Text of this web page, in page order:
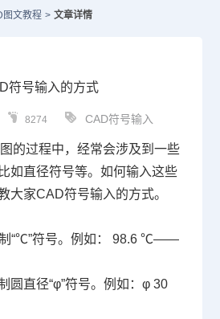
图文教程 > 文章详情
符号输入的方式
8274 CAD符号输入
的过程中，经常会涉及到一些
如直径符号等。如何输入这些
大家CAD符号输入的方式。
符号。例如： 98.6 ℃——
直径“φ”符号。例如：φ30